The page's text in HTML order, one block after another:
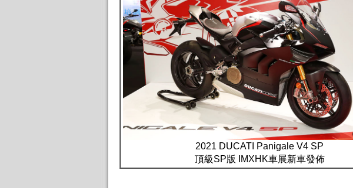
2021 DUCATI Panigale V4 SP
頂級SP版 IMXHK車展新車發佈